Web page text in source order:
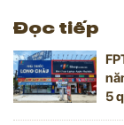
Đọc tiếp
5